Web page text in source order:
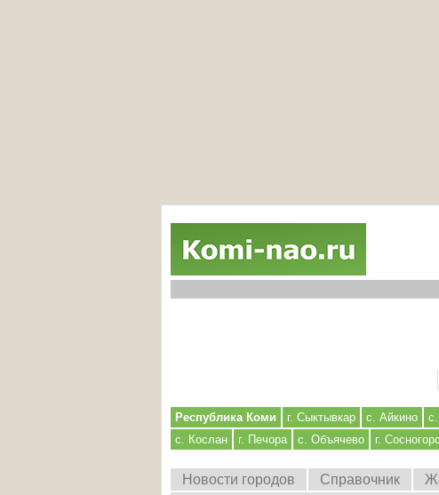
Республика Коми г. Сыктывкар с. Айкино
с. Кослан
г. Печора с. Объячево г.
Новости городов Справочник